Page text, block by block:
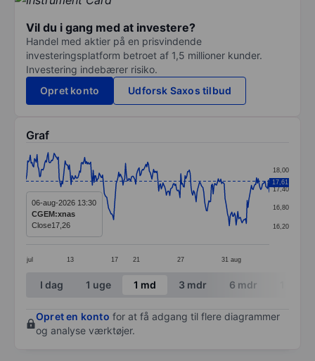
Vil du i gang med at investere?
Handel med aktier på en prisvindende
investeringsplatform betroet af 1,5 millioner kunder.
Investering indebærer risiko.
Opret konto
Udforsk Saxos tilbud
Graf
Line chart with 287 data points.
The chart has 1 X axis displaying categories.
The chart has 1 Y axis displaying values. Data ranges
jul 13 17 21 27 31 aug
16,20
16,80
17,40
18,00
17,61
06-aug-2026 13:30
CGEM:xnas
Close17,26
End of interactive chart.
I dag 1 uge 1 md 3 mdr 6 mdr
Opret en konto for at få adgang til flere diagrammer
og analyse værktøjer.